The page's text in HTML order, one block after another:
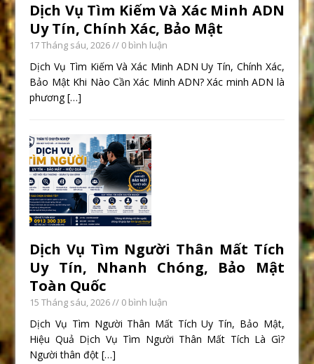
Dịch Vụ Tìm Kiếm Và Xác Minh ADN
Uy Tín, Chính Xác, Bảo Mật
17 Tháng sáu, 2026// 0 bình luận
Dịch Vụ Tìm Kiếm Và Xác Minh ADN Uy Tín, Chính Xác,
Bảo Mật Khi Nào Cần Xác Minh ADN? Xác minh ADN là
phương[…]
Dịch Vụ Tìm Người Thân Mất Tích
Uy Tín, Nhanh Chóng, Bảo Mật
Toàn Quốc
15 Tháng sáu, 2026// 0 bình luận
Dịch Vụ Tìm Người Thân Mất Tích Uy Tín, Bảo Mật,
Hiệu Quả Dịch Vụ Tìm Người Thân Mất Tích Là Gì?
Người thân đột[…]